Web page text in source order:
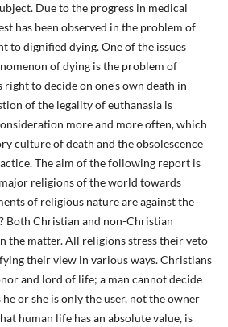
Due to the progress in medical
has been observed in the problem of
to dignified dying. One of the issues
of dying is the problem of
right to decide on one’s own death in
of the legality of euthanasia is
more and more often, which
culture of death and the obsolescence
The aim of the following report is
religions of the world towards
of religious nature are against the
Both Christian and non-Christian
the matter. All religions stress their veto
their view in various ways. Christians
and lord of life; a man cannot decide
or she is only the user, not the owner
human life has an absolute value, is